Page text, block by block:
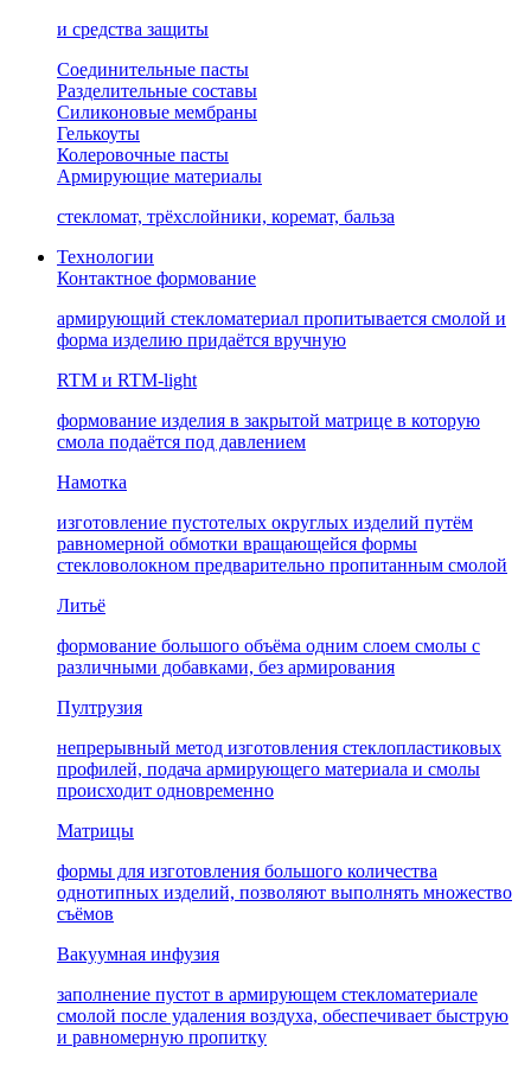
и средства защиты
Соединительные пасты
Разделительные составы
Силиконовые мембраны
Гелькоуты
Колеровочные пасты
Армирующие материалы
стекломат, трёхслойники, коремат, бальза
Технологии
Контактное формование
армирующий стекломатериал пропитывается смолой и
форма изделию придаётся вручную
RTM и RTM-light
формование изделия в закрытой матрице в которую
смола подаётся под давлением
Намотка
изготовление пустотелых округлых изделий путём
равномерной обмотки вращающейся формы
стекловолокном предварительно пропитанным смолой
Литьё
формование большого объёма одним слоем смолы с
различными добавками, без армирования
Пултрузия
непрерывный метод изготовления стеклопластиковых
профилей, подача армирующего материала и смолы
происходит одновременно
Матрицы
формы для изготовления большого количества
однотипных изделий, позволяют выполнять множество
съёмов
Вакуумная инфузия
заполнение пустот в армирующем стекломатериале
смолой после удаления воздуха, обеспечивает быструю
и равномерную пропитку